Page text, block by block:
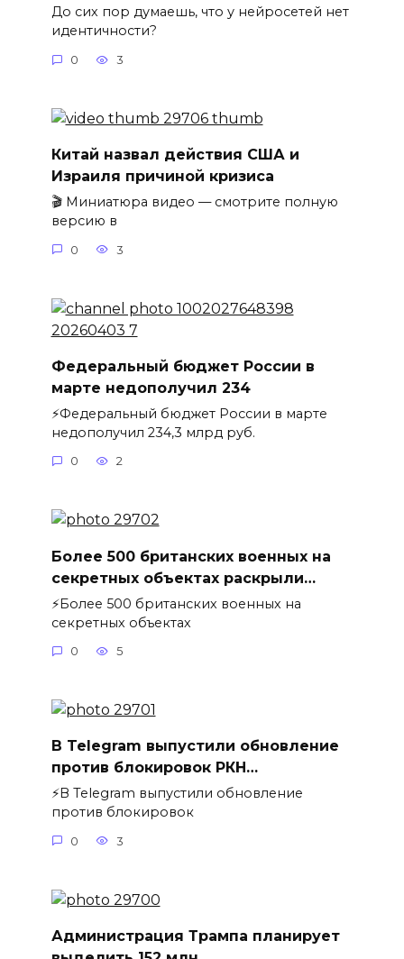
До сих пор думаешь, что у нейросетей нет
идентичности?
0 3
Китай назвал действия США и
Израиля причиной кризиса
🎬 Миниатюра видео — смотрите полную
версию в
0 3
Федеральный бюджет России в
марте недополучил 234
⚡️Федеральный бюджет России в марте
недополучил 234,3 млрд руб.
0 2
Более 500 британских военных на
секретных объектах раскрыли…
⚡️Более 500 британских военных на
секретных объектах
0 5
В Telegram выпустили обновление
против блокировок РКН…
⚡️В Telegram выпустили обновление
против блокировок
0 3
Администрация Трампа планирует